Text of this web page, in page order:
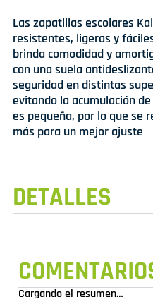
Las zapatillas escolares
resistentes, ligeras y
brinda comodidad y
con una suela
seguridad en distintas
evitando la acumulación
es pequeña, por lo que se
más para un mejor ajuste
DETALLES
Cargando el resumen…